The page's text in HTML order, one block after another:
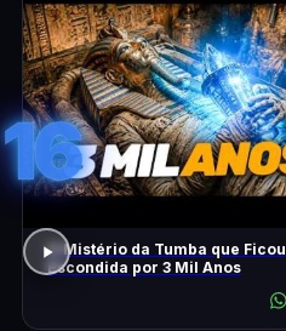
16
O Mistério da Tumba que Ficou
Escondida por 3 Mil Anos